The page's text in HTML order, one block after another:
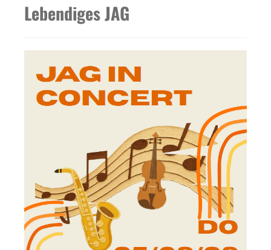
Lebendiges JAG